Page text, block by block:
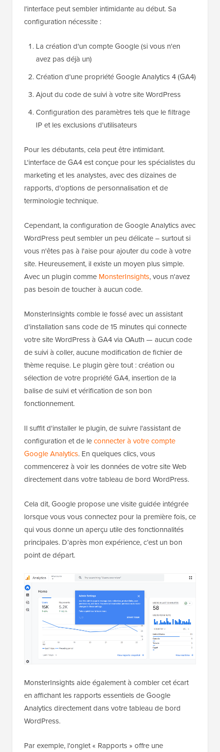
l'interface peut sembler intimidante au début. Sa
configuration nécessite :
La création d'un compte Google (si vous n'en
avez pas déjà un)
Création d'une propriété Google Analytics 4 (GA4)
Ajout du code de suivi à votre site WordPress
Configuration des paramètres tels que le filtrage
IP et les exclusions d'utilisateurs
Pour les débutants, cela peut être intimidant.
L'interface de GA4 est conçue pour les spécialistes du
marketing et les analystes, avec des dizaines de
rapports, d'options de personnalisation et de
terminologie technique.
Cependant, la configuration de Google Analytics avec
WordPress peut sembler un peu délicate – surtout si
vous n'êtes pas à l'aise pour ajouter du code à votre
site. Heureusement, il existe un moyen plus simple.
Avec un plugin comme MonsterInsights, vous n'avez
pas besoin de toucher à aucun code.
MonsterInsights comble le fossé avec un assistant
d'installation sans code de 15 minutes qui connecte
votre site WordPress à GA4 via OAuth — aucun code
de suivi à coller, aucune modification de fichier de
thème requise. Le plugin gère tout : création ou
sélection de votre propriété GA4, insertion de la
balise de suivi et vérification de son bon
fonctionnement.
Il suffit d'installer le plugin, de suivre l'assistant de
configuration et de leconnecter à votre compte
Google Analytics. En quelques clics, vous
commencerez à voir les données de votre site Web
directement dans votre tableau de bord WordPress.
Cela dit, Google propose une visite guidée intégrée
lorsque vous vous connectez pour la première fois, ce
qui vous donne un aperçu utile des fonctionnalités
principales. D’après mon expérience, c’est un bon
point de départ.
MonsterInsights aide également à combler cet écart
en affichant les rapports essentiels de Google
Analytics directement dans votre tableau de bord
WordPress.
Par exemple, l'onglet « Rapports » offre une